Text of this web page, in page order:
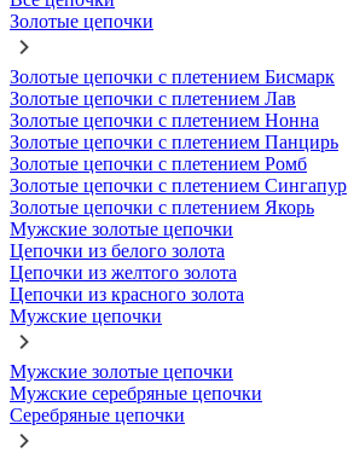
Золотые цепочки
Золотые цепочки с плетением Бисмарк
Золотые цепочки с плетением Лав
Золотые цепочки с плетением Нонна
Золотые цепочки с плетением Панцирь
Золотые цепочки с плетением Ромб
Золотые цепочки с плетением Сингапур
Золотые цепочки с плетением Якорь
Мужские золотые цепочки
Цепочки из белого золота
Цепочки из желтого золота
Цепочки из красного золота
Мужские цепочки
Мужские золотые цепочки
Мужские серебряные цепочки
Серебряные цепочки